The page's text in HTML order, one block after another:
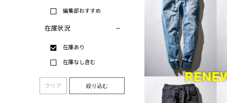
編集部おすすめ
在庫状況
在庫あり
在庫なし含む
クリア 絞り込む